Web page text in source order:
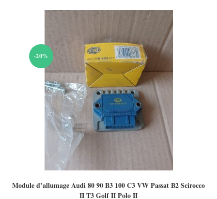
-20%
Module d’allumage Audi 80 90 B3 100 C3 VW Passat B2 Scirocco
II T3 Golf II Polo II